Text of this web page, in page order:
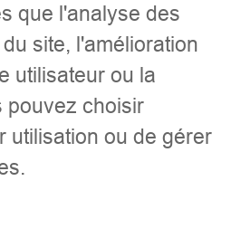
que l'analyse des
site, l'amélioration
utilisateur ou la
pouvez choisir
utilisation ou de gérer